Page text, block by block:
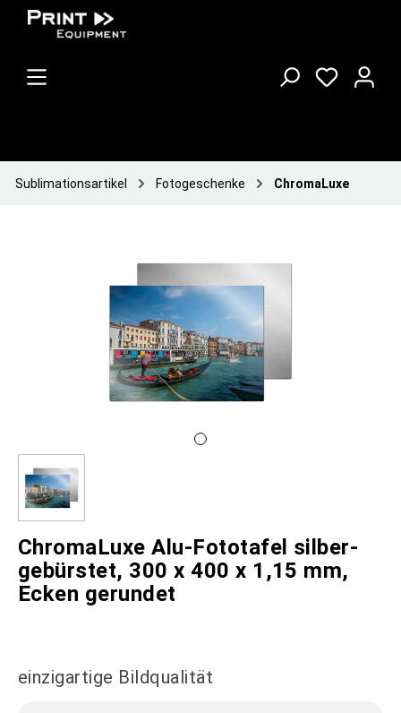
Sublimationsartikel Fotogeschenke ChromaLuxe
ChromaLuxe Alu-Fototafel silber-
gebürstet, 300 x 400 x 1,15 mm,
Ecken gerundet
einzigartige Bildqualität